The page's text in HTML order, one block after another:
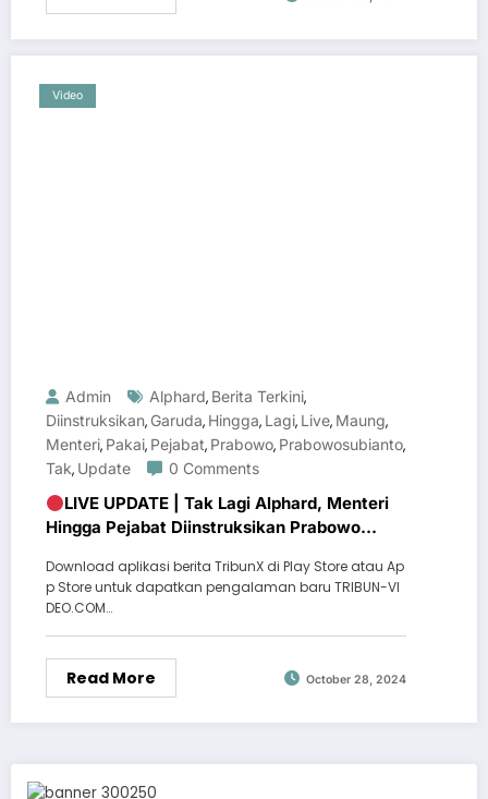
Video
Admin Alphard, Berita Terkini,
Diinstruksikan, Garuda, Hingga, Lagi, Live, Maung,
Menteri, Pakai, Pejabat, Prabowo, Prabowosubianto,
Tak, Update 0 Comments
LIVE UPDATE | Tak Lagi Alphard, Menteri
Hingga Pejabat Diinstruksikan Prabowo
Download aplikasi berita TribunX di Play Store atau Ap
p Store untuk dapatkan pengalaman baru TRIBUN-VI
DEO.COM…
Read More October 28, 2024